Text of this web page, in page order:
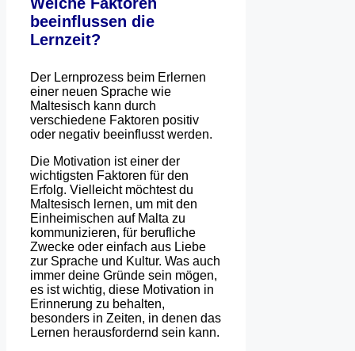
beeinflussen die
Lernzeit?
Der Lernprozess beim Erlernen
einer neuen Sprache wie
Maltesisch kann durch
verschiedene Faktoren positiv
oder negativ beeinflusst werden.
Die Motivation ist einer der
wichtigsten Faktoren für den
Erfolg. Vielleicht möchtest du
Maltesisch lernen, um mit den
Einheimischen auf Malta zu
kommunizieren, für berufliche
Zwecke oder einfach aus Liebe
zur Sprache und Kultur. Was auch
immer deine Gründe sein mögen,
es ist wichtig, diese Motivation in
Erinnerung zu behalten,
besonders in Zeiten, in denen das
Lernen herausfordernd sein kann.